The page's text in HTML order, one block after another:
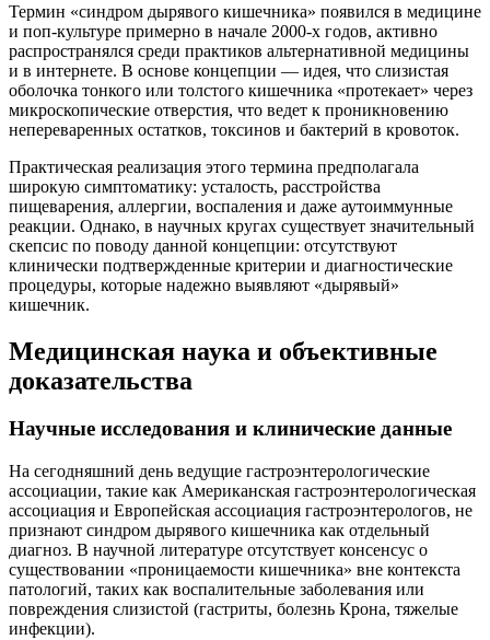
Термин «синдром дырявого кишечника» появился в медицине
и поп-культуре примерно в начале 2000-х годов, активно
распространялся среди практиков альтернативной медицины
и в интернете. В основе концепции — идея, что слизистая
оболочка тонкого или толстого кишечника «протекает» через
микроскопические отверстия, что ведет к проникновению
непереваренных остатков, токсинов и бактерий в кровоток.
Практическая реализация этого термина предполагала
широкую симптоматику: усталость, расстройства
пищеварения, аллергии, воспаления и даже аутоиммунные
реакции. Однако, в научных кругах существует значительный
скепсис по поводу данной концепции: отсутствуют
клинически подтвержденные критерии и диагностические
процедуры, которые надежно выявляют «дырявый»
кишечник.
Медицинская наука и объективные
доказательства
Научные исследования и клинические данные
На сегодняшний день ведущие гастроэнтерологические
ассоциации, такие как Американская гастроэнтерологическая
ассоциация и Европейская ассоциация гастроэнтерологов, не
признают синдром дырявого кишечника как отдельный
диагноз. В научной литературе отсутствует консенсус о
существовании «проницаемости кишечника» вне контекста
патологий, таких как воспалительные заболевания или
повреждения слизистой (гастриты, болезнь Крона, тяжелые
инфекции).